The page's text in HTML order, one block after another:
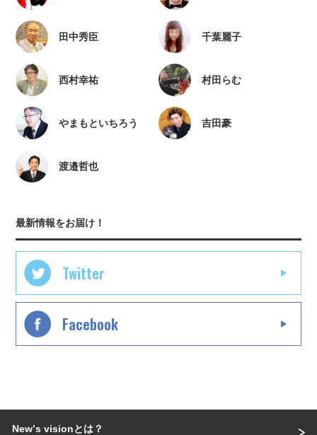
田中秀臣 千葉麗子
西村幸祐 村田らむ
やまもといちろう 吉田豪
渡邉哲也
最新情報をお届け！
Twitter
Facebook
Newʼs visionとは？